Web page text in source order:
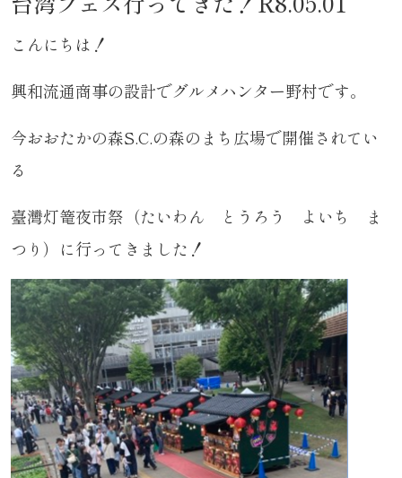
こんにちは！
興和流通商事の設計でグルメハンター野村です。
今おおたかの森S.C.の森のまち広場で開催されてい
る
臺灣灯篭夜市祭（たいわん とうろう よいち ま
つり）に行ってきました！